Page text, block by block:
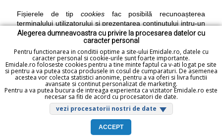
Alegerea dumneavoastra cu privire la procesarea datelor cu
caracter personal
Pentru functionarea in conditii optime a site-ului Emidale.ro, datele cu
caracter personal si cookie-urile sunt foarte importante.
Emidale.ro foloseste cookies pentru a tine minte faptul ca v-ati logat pe site
si pentru a va putea stoca produsele in cosul de cumparaturi. De asemenea
acestea vor colecta statistici anonime, pentru a va oferi si livra functii
avansate si continut personalizat de marketing.
Pentru a va putea bucura de intreaga experienta ca vizitator Emidale.ro este
necesar sa fiti de acord cu procesatori de date.
vezi procesatorii nostri de date
ACCEPT
Fișierele de tip cookies fac posibilă recunoașterea
terminalului utilizatorului și prezentarea conținutului intru-un
mod relevant, adaptat preferințelor utilizatorului. Cookie-
urile asigura utilizatorilor o experiența plăcută de navigare și
oferă servicii precum colectarea de date privind asigurarea
cerințelor de confidențialitate on-line, coșul de cumpărături
sau publicitate relevantă. De asemenea, sunt utilizate în
pregătirea unor statistici anonime agregate care ajută
administratorul site-ului să înțeleagă experiența on-line a
utilizatorului, permițând astfel îmbunătățirea structurii și
conținutului acestuia, fără a mai fi necesar un sondaj sau
colectarea de date privind identitatea persoanei respective.